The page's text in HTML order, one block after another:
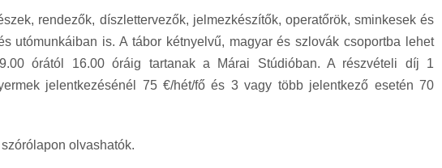
rendezők, díszlettervezők, jelmezkészítők, operatőrök, sminkesek és
utómunkáiban is. A tábor kétnyelvű, magyar és szlovák csoportba lehet
órától 16.00 óráig tartanak a Márai Stúdióban. A részvételi díj 1
jelentkezésénél 75 €/hét/fő és 3 vagy több jelentkező esetén 70
olvashatók.